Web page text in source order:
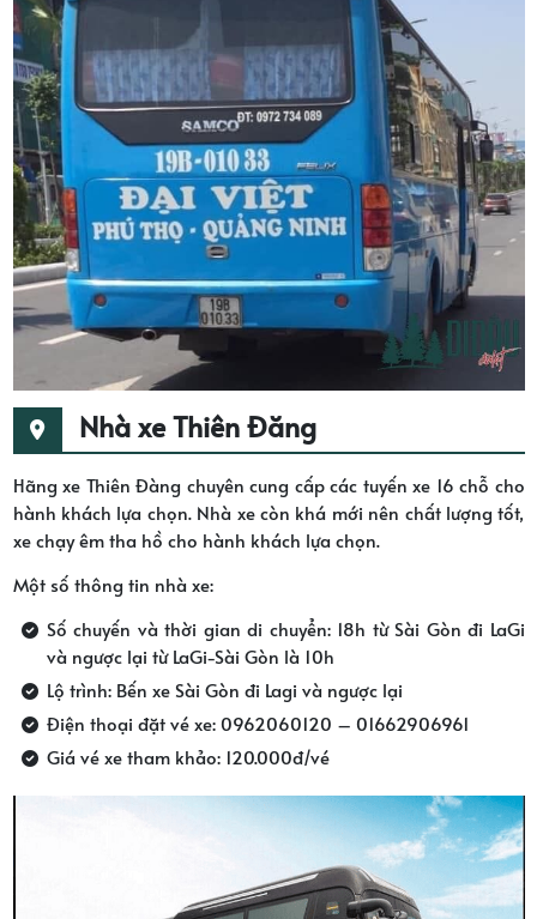
Nhà xe Thiên Đăng
Hãng xe Thiên Đàng chuyên cung cấp các tuyến xe 16 chỗ cho
hành khách lựa chọn. Nhà xe còn khá mới nên chất lượng tốt,
xe chạy êm tha hồ cho hành khách lựa chọn.
Một số thông tin nhà xe:
Số chuyến và thời gian di chuyển: 18h từ Sài Gòn đi LaGi
và ngược lại từ LaGi-Sài Gòn là 10h
Lộ trình: Bến xe Sài Gòn đi Lagi và ngược lại
Điện thoại đặt vé xe: 0962060120 – 01662906961
Giá vé xe tham khảo: 120.000đ/vé